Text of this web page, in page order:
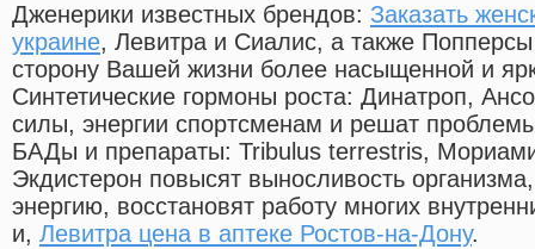
Дженерики известных брендов: Заказать
украине, Левитра и Сиалис, а также
сторону Вашей жизни более насыщенной и
Синтетические гормоны роста: Динатроп,
силы, энергии спортсменам и решат
БАДы и препараты: Tribulus terrestris,
Экдистерон повысят выносливость
энергию, восстановят работу многих
и, Левитра цена в аптеке Ростов-на-Дону.